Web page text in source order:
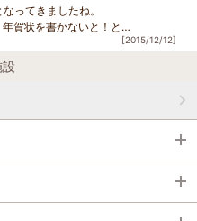
ってきましたね。
年賀状を書かないと！と
ンオフしたと思われているお祭り
[2015/12/12]